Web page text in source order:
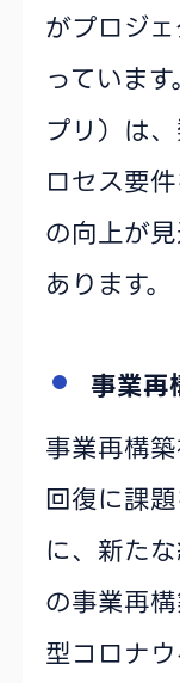
がプロジ
っていま
プリ）は
ロセス要
の向上が
あります。
事業再
事業再構
回復に課
に、新た
の事業再
型コロナ